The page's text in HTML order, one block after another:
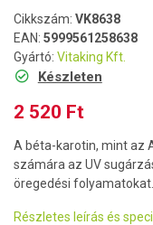
Cikkszám: VK8638
EAN: 5999561258638
Gyártó: Vitaking Kft.
Készleten
2 520 Ft
A béta-karotin, mint az
számára az UV
öregedési folyamatokat.
Részletes leírás és